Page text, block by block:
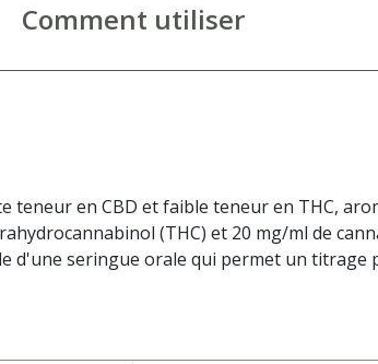
Comment utiliser
teneur en CBD et faible teneur en THC,
(THC) et 20 mg/ml de
d'une seringue orale qui permet un titrage